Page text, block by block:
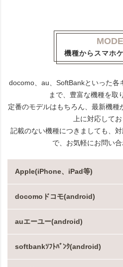
機種からスマホ
docomo、au、SoftBankといった各
まで、豊富な機種を取
定番のモデルはもちろん、最新機
上に対応してお
記載のない機種につきましても、
で、お気軽にお問い合
Apple(iPhone、iPad等)
docomoドコモ(android)
auエーユー(android)
softbankｿﾌﾄﾊﾞﾝｸ(android)